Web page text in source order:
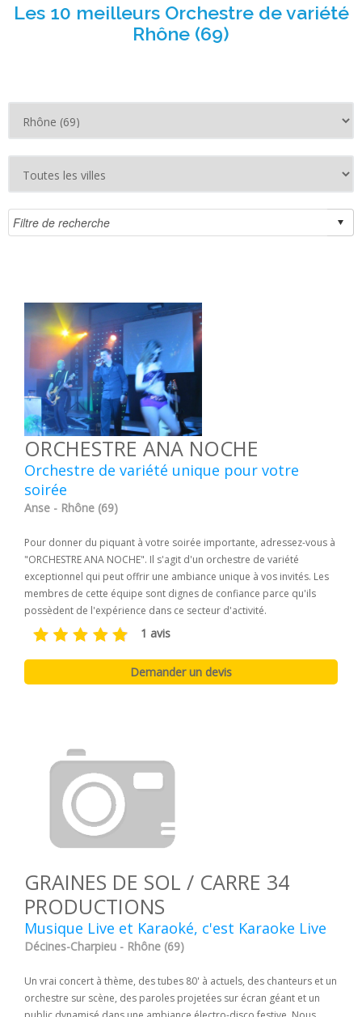
Les 10 meilleurs Orchestre de variété
Rhône (69)
ORCHESTRE ANA NOCHE
Orchestre de variété unique pour votre
soirée
Anse - Rhône (69)
Pour donner du piquant à votre soirée importante, adressez-vous à
"ORCHESTRE ANA NOCHE". Il s'agit d'un orchestre de variété
exceptionnel qui peut offrir une ambiance unique à vos invités. Les
membres de cette équipe sont dignes de confiance parce qu'ils
possèdent de l'expérience dans ce secteur d'activité.
1 avis
GRAINES DE SOL / CARRE 34
PRODUCTIONS
Musique Live et Karaoké, c'est Karaoke Live
Décines-Charpieu - Rhône (69)
Un vrai concert à thème, des tubes 80' à actuels, des chanteurs et un
orchestre sur scène, des paroles projetées sur écran géant et un